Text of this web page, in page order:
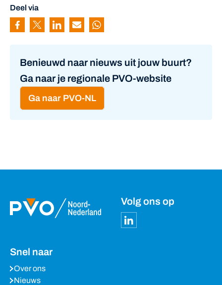
Deel via
Pagina delen via Facebook
Pagina delen via Twitter
Pagina delen via Linkedin
Pagina delen via Mail
Pagina delen via Whatsapp
Benieuwd naar nieuws uit jouw buurt?
Ga naar je regionale PVO-website
Ga naar PVO-NL
Volg ons op
Snel naar
Over ons
Nieuws